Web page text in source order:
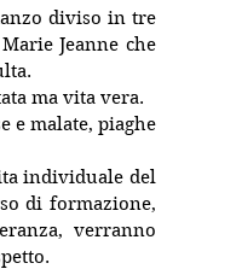
diviso in tre
Jeanne che
ma vita vera.
e malate, piaghe
individuale del
di formazione,
verranno